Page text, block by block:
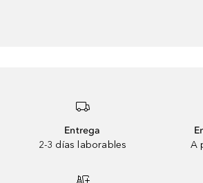
Entrega
2-3 días laborables
A